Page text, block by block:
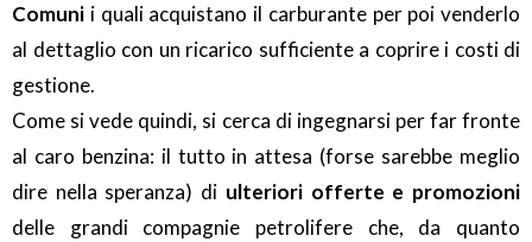
Comuni i quali acquistano il carburante per poi venderlo
al dettaglio con un ricarico sufficiente a coprire i costi di
gestione.
Come si vede quindi, si cerca di ingegnarsi per far fronte
al caro benzina: il tutto in attesa (forse sarebbe meglio
dire nella speranza) di ulteriori offerte e promozioni
delle grandi compagnie petrolifere che, da quanto